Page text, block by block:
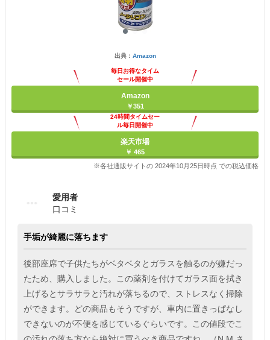
出典： Amazon
毎日お得なタイム
セール開催中
Amazon
￥351
24時間タイムセー
ル毎日開催中
楽天市場
￥ 465
※各社通販サイトの 2024年10月25日時点 での税込価格
愛用者
口コミ
手垢が綺麗に落ちます
後部座席で子供たちがベタベタとガラスを触るのが嫌だっ
たため、購入しました。この薬剤を付けてガラス面を拭き
上げるとサラサラと汚れが落ちるので、ストレスなく掃除
ができます。どの商品もそうですが、車内に置きっぱなし
できないのが不便を感じているぐらいです。この値段でこ